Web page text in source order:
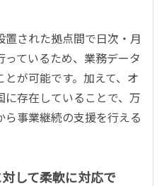
された拠点間で日次・月
ているため、業務データ
が可能です。加えて、オ
存在していることで、万
事業継続の支援を行える
して柔軟に対応で